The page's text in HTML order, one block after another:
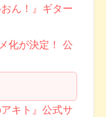
ん！』ギター
化が決定！ 公
キト』公式サ